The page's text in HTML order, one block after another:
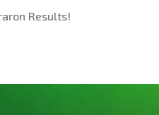
Results!